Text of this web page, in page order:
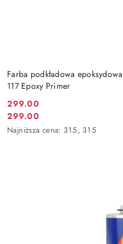
Farba podkładowa
117 Epoxy Primer
Cena
promocyjna:
299.00
Cena
promocyjna:
299.00
Najniższa
Najniższa cena: 315, 315